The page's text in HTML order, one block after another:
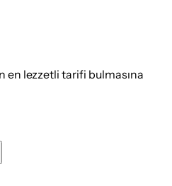
en lezzetli tarifi bulmasına